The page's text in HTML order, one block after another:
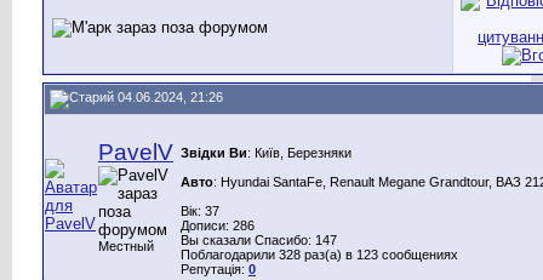
04.06.2024, 21:26
PavelV
Местный
Звідки Ви: Київ, Березняки
Авто: Hyundai SantaFe, Renault Megane Grandtour, ВАЗ
Вік: 37
Дописи: 286
Вы сказали Спасибо: 147
Поблагодарили 328 раз(а) в 123 сообщениях
Репутація: 0